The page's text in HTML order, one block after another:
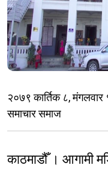
२०७९ कार्तिक ८,
समाचार समाज
काठमाडौँ । आगामी